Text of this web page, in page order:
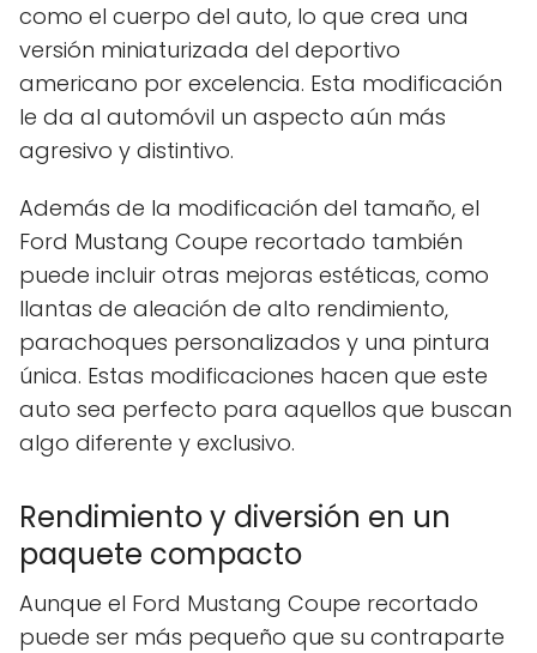
como el cuerpo del auto, lo que crea una
versión miniaturizada del deportivo
americano por excelencia. Esta modificación
le da al automóvil un aspecto aún más
agresivo y distintivo.
Además de la modificación del tamaño, el
Ford Mustang Coupe recortado también
puede incluir otras mejoras estéticas, como
llantas de aleación de alto rendimiento,
parachoques personalizados y una pintura
única. Estas modificaciones hacen que este
auto sea perfecto para aquellos que buscan
algo diferente y exclusivo.
Rendimiento y diversión en un
paquete compacto
Aunque el Ford Mustang Coupe recortado
puede ser más pequeño que su contraparte